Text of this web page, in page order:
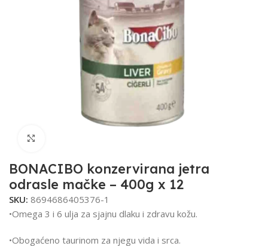
BONACIBO konzervirana jetra
odrasle mačke – 400g x 12
SKU: 8694686405376-1
•Omega 3 i 6 ulja za sjajnu dlaku i zdravu kožu.
•Obogaćeno taurinom za njegu vida i srca.